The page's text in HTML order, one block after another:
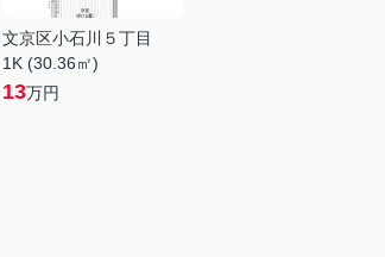
文京区小石川５丁目
1K (30.36㎡)
13万円